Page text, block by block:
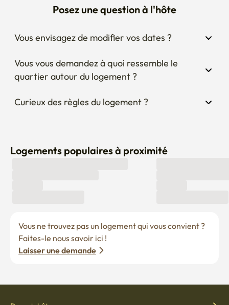
Posez une question à l'hôte
Vous envisagez de modifier vos dates ?
Vous vous demandez à quoi ressemble le
quartier autour du logement ?
Curieux des règles du logement ?
Logements populaires à proximité
Vous ne trouvez pas un logement qui vous convient ?
Faites-le nous savoir ici !
Laisser une demande